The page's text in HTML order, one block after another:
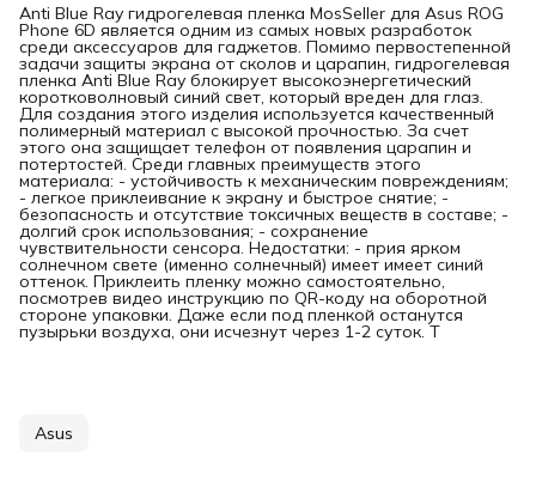
Anti Blue Ray гидрогелевая пленка MosSeller для Asus ROG
Phone 6D является одним из самых новых разработок
среди аксессуаров для гаджетов. Помимо первостепенной
задачи защиты экрана от сколов и царапин, гидрогелевая
пленка Anti Blue Ray блокирует высокоэнергетический
коротковолновый синий свет, который вреден для глаз.
Для создания этого изделия используется качественный
полимерный материал с высокой прочностью. За счет
этого она защищает телефон от появления царапин и
потертостей. Среди главных преимуществ этого
материала: - устойчивость к механическим повреждениям;
- легкое приклеивание к экрану и быстрое снятие; -
безопасность и отсутствие токсичных веществ в составе; -
долгий срок использования; - сохранение
чувствительности сенсора. Недостатки: - прия ярком
солнечном свете (именно солнечный) имеет имеет синий
оттенок. Приклеить пленку можно самостоятельно,
посмотрев видео инструкцию по QR-коду на оборотной
стороне упаковки. Даже если под пленкой останутся
пузырьки воздуха, они исчезнут через 1-2 суток. Т
Asus